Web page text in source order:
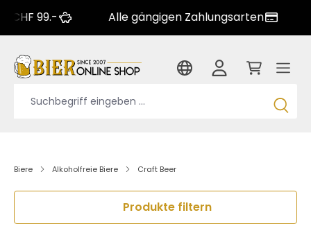
Alle gängigen Zahlungsarten Grosse
Biere Alkoholfreie Biere Craft Beer
Produkte filtern